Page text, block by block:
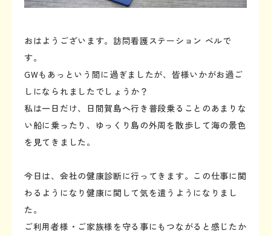
おはようございます。訪問看護ステーション ベルで
す。
GWもあっという間に過ぎましたが、皆様いかがお過ご
しになられましたでしょうか？
私は一日だけ、日間賀島へ行き普段乗ることのあまりな
い船に乗ったり、ゆっくり島の外周を散歩して海の景色
を見てきました。
今日は、会社の健康診断に行ってきます。この仕事に関
わるようになり健康に関して気を遣うようになりまし
た。
ご利用者様・ご家族様を守る事にもつながると感じたか